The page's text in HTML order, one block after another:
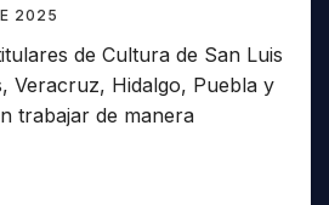
2025
de Cultura de San Luis
Veracruz, Hidalgo, Puebla y
trabajar de manera